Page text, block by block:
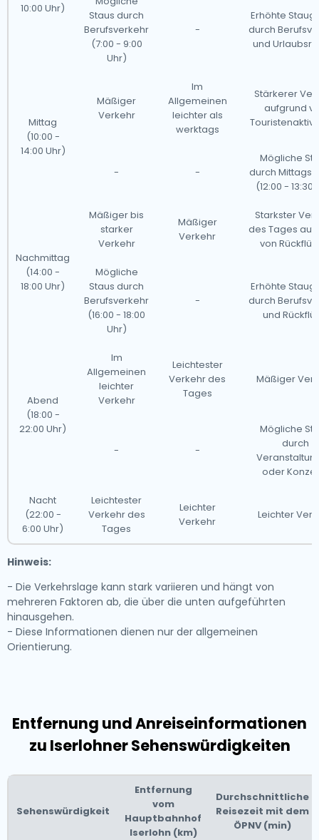
10:00 Uhr)
Staus durch
Berufsverkehr
(7:00 - 9:00
Uhr)
-
Erhöhte
durch
und
Mittag
(10:00 -
14:00 Uhr)
Mäßiger
Verkehr
Im
Allgemeinen
leichter als
werktags
Stärkerer
aufgrund
- -
Mögliche
durch
(12:00 - 13:30
Nachmittag
(14:00 -
18:00 Uhr)
Mäßiger bis
starker
Verkehr
Mäßiger
Verkehr
Starkster
des Tages
von
Mögliche
Staus durch
Berufsverkehr
(16:00 - 18:00
Uhr)
-
Erhöhte
durch
und
Abend
(18:00 -
22:00 Uhr)
Im
Allgemeinen
leichter
Verkehr
Leichtester
Verkehr des
Tages
Mäßiger
- -
Mögliche
durch
oder
Nacht
(22:00 -
6:00 Uhr)
Leichtester
Verkehr des
Tages
Leichter
Verkehr
Leichter
Hinweis:
- Die Verkehrslage kann stark variieren und hängt von
mehreren Faktoren ab, die über die unten aufgeführten
hinausgehen.
- Diese Informationen dienen nur der allgemeinen
Orientierung.
Entfernung und Anreiseinformationen
zu Iserlohner Sehenswürdigkeiten
Sehenswürdigkeit
Entfernung
vom
Hauptbahnhof
Iserlohn (km)
Durchschnittliche
Reisezeit mit dem
ÖPNV (min)